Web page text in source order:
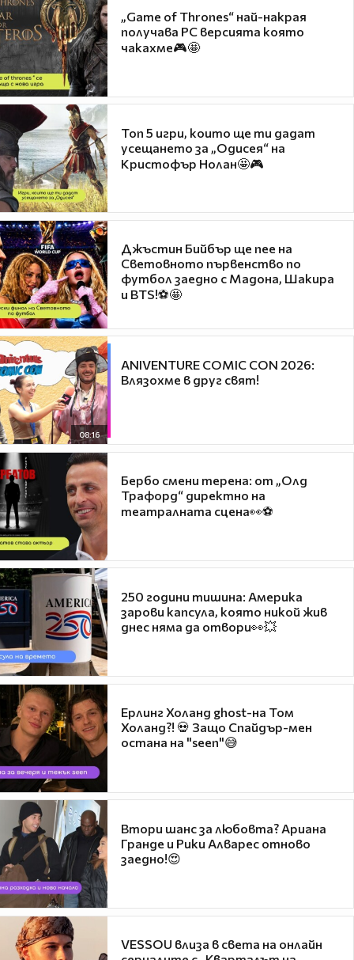
„Game of Thrones“ най-накрая
получава PC версията която
чакахме🎮🤩
Топ 5 игри, които ще ти дадат
усещането за „Одисея“ на
Кристофър Нолан🤩🎮
Джъстин Бийбър ще пее на
Световното първенство по
футбол заедно с Мадона, Шакира
и BTS!⚽🤩
08:16
ANIVENTURE COMIC CON 2026:
Влязохме в друг свят!
Бербо смени терена: от „Олд
Трафорд“ директно на
театралната сцена👀⚽
250 години тишина: Америка
зарови капсула, която никой жив
днес няма да отвори👀💥
Ерлинг Холанд ghost-на Том
Холанд?! 💀 Защо Спайдър-мен
остана на "seen"😅
Втори шанс за любовта? Ариана
Гранде и Рики Алварес отново
заедно!😍
VESSOU влиза в света на онлайн